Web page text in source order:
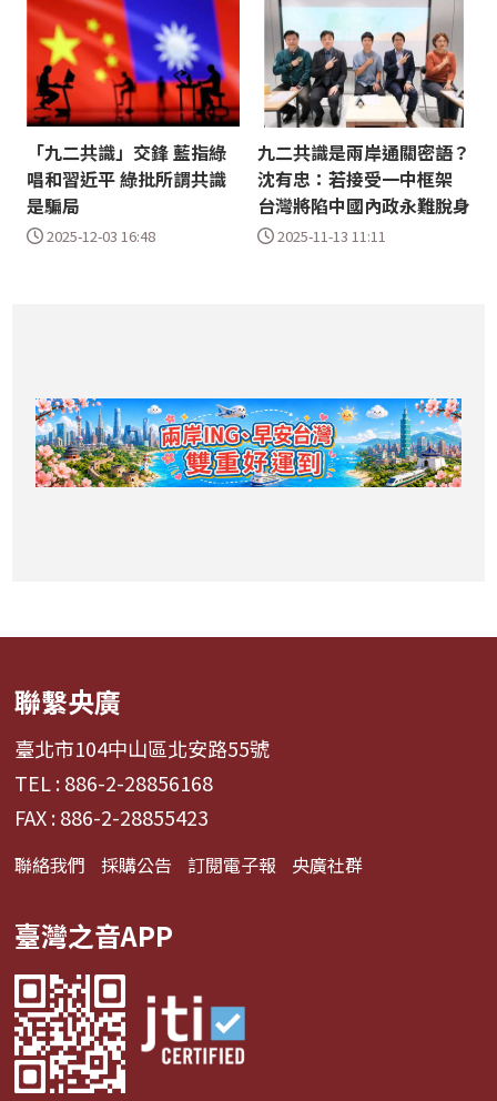
「九二共識」交鋒 藍指綠
唱和習近平 綠批所謂共識
是騙局
2025-12-03 16:48
九二共識是兩岸通關密語？
沈有忠：若接受一中框架
台灣將陷中國內政永難脫身
2025-11-13 11:11
聯繫央廣
臺北市104中山區北安路55號
TEL : 886-2-28856168
FAX : 886-2-28855423
聯絡我們 採購公告 訂閱電子報 央廣社群
臺灣之音APP